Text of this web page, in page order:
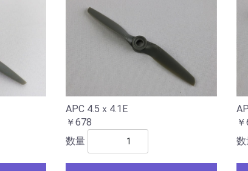
APC 4.5ｘ4.1E
￥678
数量
数